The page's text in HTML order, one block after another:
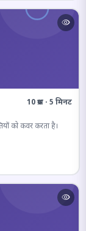
10 प्रश्न · 5 मिनट
को कवर करता है।